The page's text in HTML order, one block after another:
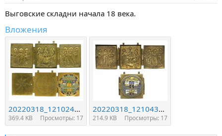
Выговские складни начала 18 века.
Вложения
20220318_121024_1-1_1717_782.jpg
369.4 KB Просмотры: 17
20220318_121043_1-2_494.jpg
214.9 KB Просмотры: 17